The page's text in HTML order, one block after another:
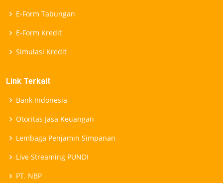
E-Form Tabungan
E-Form Kredit
Simulasi Kredit
Link Terkait
Bank Indonesia
Otoritas Jasa Keuangan
Lembaga Penjamin Simpanan
Live Streaming PUNDI
PT. NBP